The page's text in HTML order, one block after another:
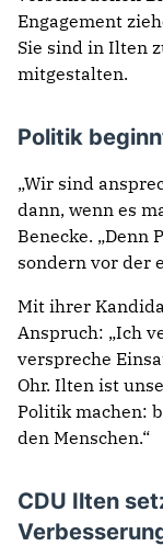
Engagement
Sie sind in Ilten
mitgestalten.
Politik
„Wir sind
dann, wenn es
Benecke. „Denn
sondern vor der
Mit ihrer
Anspruch: „Ich
verspreche
Ohr. Ilten ist
Politik machen:
den Menschen.“
CDU Ilten